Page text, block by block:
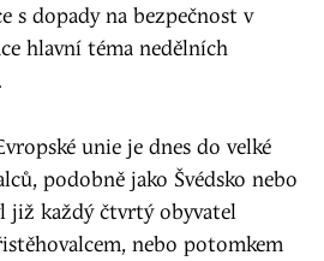
s dopady na bezpečnost v
hlavní téma nedělních
unie je dnes do velké
podobně jako Švédsko nebo
již každý čtvrtý obyvatel
nebo potomkem